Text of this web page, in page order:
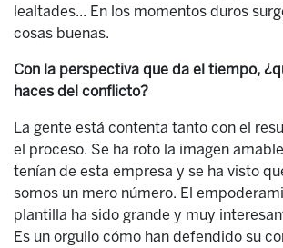
lealtades... En los momentos duros
cosas buenas.
Con la perspectiva que da el tiempo,
haces del conflicto?
La gente está contenta tanto con el
el proceso. Se ha roto la imagen
tenían de esta empresa y se ha visto
somos un mero número. El
plantilla ha sido grande y muy
Es un orgullo cómo han defendido su